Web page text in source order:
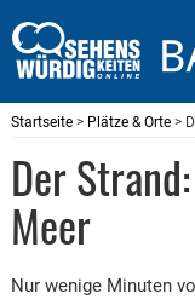
Startseite> Plätze & Orte>
Der
Meer
Nur wenige Minuten